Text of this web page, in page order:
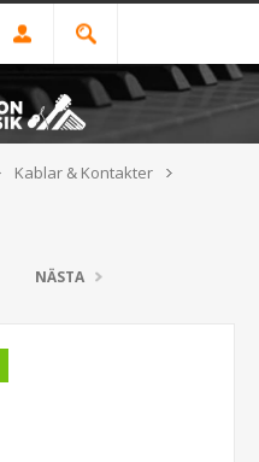
Kablar & Kontakter
NÄSTA